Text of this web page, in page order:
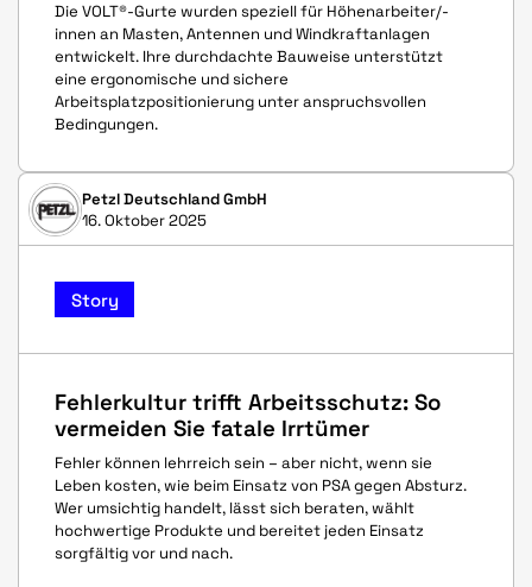
Die VOLT®-Gurte wurden speziell für Höhenarbeiter/-
innen an Masten, Antennen und Windkraftanlagen
entwickelt. Ihre durchdachte Bauweise unterstützt
eine ergonomische und sichere
Arbeitsplatzpositionierung unter anspruchsvollen
Bedingungen.
Petzl Deutschland GmbH
16. Oktober 2025
Story
Fehlerkultur trifft Arbeitsschutz: So
vermeiden Sie fatale Irrtümer
Fehler können lehrreich sein – aber nicht, wenn sie
Leben kosten, wie beim Einsatz von PSA gegen Absturz.
Wer umsichtig handelt, lässt sich beraten, wählt
hochwertige Produkte und bereitet jeden Einsatz
sorgfältig vor und nach.